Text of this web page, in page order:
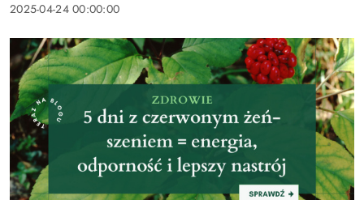
2025-04-24 00:00:00